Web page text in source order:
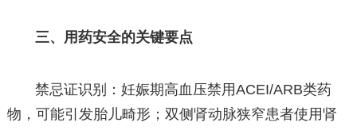
三、用药安全的关键要点
禁忌证识别：妊娠期高血压禁用ACEI/ARB类药
物，可能引发胎儿畸形；双侧肾动脉狭窄患者使用肾